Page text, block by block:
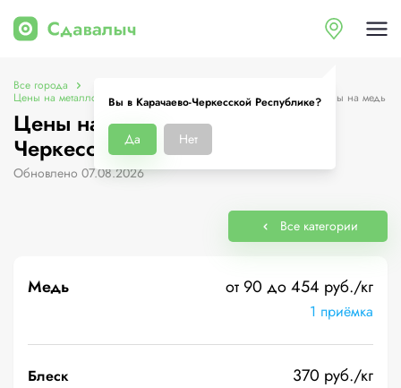
Вы в Карачаево-Черкесской Республике?
Да Нет
Все города
Цены на металлолом в Карачаево-Черкесской Республике Цены на медь
Цены на медь в Карачаево-
Черкесской Республике
Обновлено 07.08.2026
Все категории
Медь от 90 до 454 руб./кг
1 приёмка
Блеск 370 руб./кг